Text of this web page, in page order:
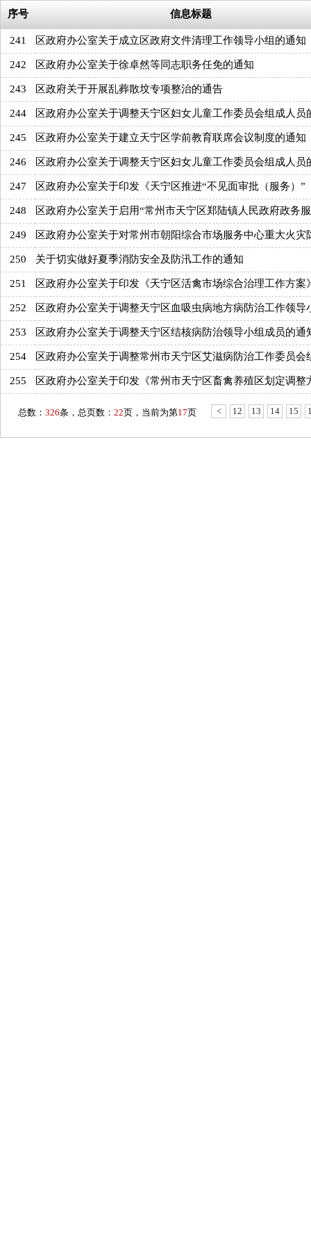
序号 信息标题
241 区政府办公室关于成立区政府文件清理工作领导小组的通知
242 区政府办公室关于徐卓然等同志职务任免的通知
243 区政府关于开展乱葬散坟专项整治的通告
244 区政府办公室关于调整天宁区妇女儿童工作委员会组成人员
245 区政府办公室关于建立天宁区学前教育联席会议制度的通知
246 区政府办公室关于调整天宁区妇女儿童工作委员会组成人员
247 区政府办公室关于印发《天宁区推进“不见面审批（服务）”
248 区政府办公室关于启用“常州市天宁区郑陆镇人民政府政务服
249 区政府办公室关于对常州市朝阳综合市场服务中心重大火灾
250 关于切实做好夏季消防安全及防汛工作的通知
251 区政府办公室关于印发《天宁区活禽市场综合治理工作方案
252 区政府办公室关于调整天宁区血吸虫病地方病防治工作领导
253 区政府办公室关于调整天宁区结核病防治领导小组成员的通
254 区政府办公室关于调整常州市天宁区艾滋病防治工作委员会
255 区政府办公室关于印发《常州市天宁区畜禽养殖区划定调整
总数： 326条，总页数： 22页，当前为第17页 < 12 13 14 15